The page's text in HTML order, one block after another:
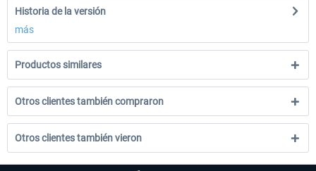
Historia de la versión
más
Productos similares
Otros clientes también compraron
Otros clientes también vieron